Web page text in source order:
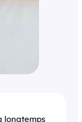
longtemps